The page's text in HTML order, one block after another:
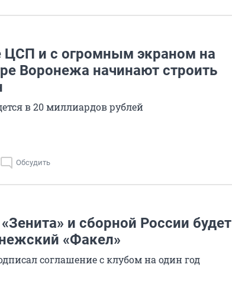
ЦСП и с огромным экраном на
Воронежа начинают строить
в 20 миллиардов рублей
Обсудить
и сборной России будет
«Факел»
соглашение с клубом на один год